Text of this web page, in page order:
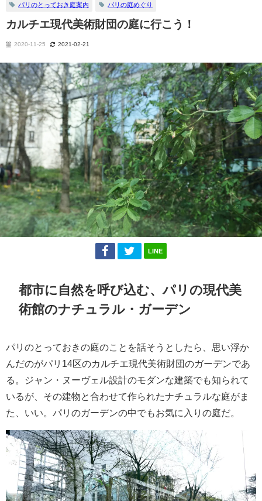
パリのとっておき庭案内 パリの庭めぐり
カルチエ現代美術財団の庭に行こう！
2020-11-25 2021-02-21
LINE
都市に自然を呼び込む、パリの現代美
術館のナチュラル・ガーデン
パリのとっておきの庭のことを話そうとしたら、思い浮か
んだのがパリ14区のカルチエ現代美術財団のガーデンであ
る。ジャン・ヌーヴェル設計のモダンな建築でも知られて
いるが、その建物と合わせて作られたナチュラルな庭がま
た、いい。パリのガーデンの中でもお気に入りの庭だ。